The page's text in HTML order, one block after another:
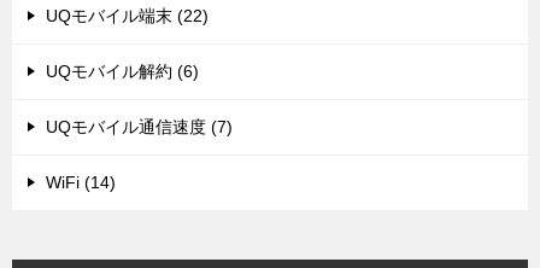
UQモバイル端末 (22)
UQモバイル解約 (6)
UQモバイル通信速度 (7)
WiFi (14)